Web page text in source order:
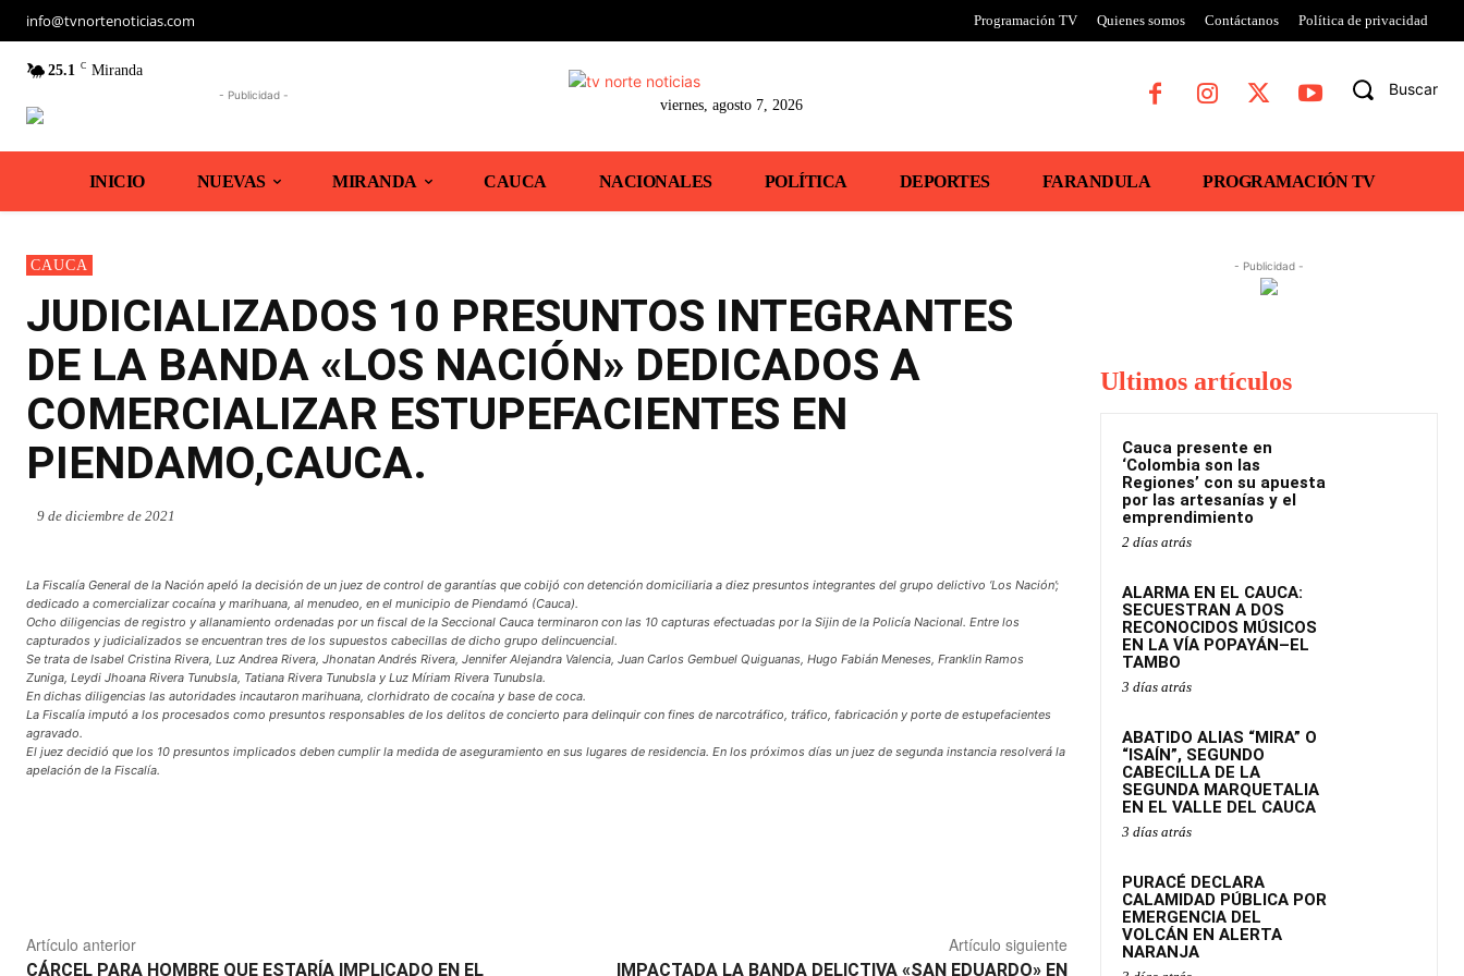
info@tvnortenoticias.com Programación TV Quienes somos Contáctanos Política de privacidad
25.1 C Miranda
- Publicidad -
viernes, agosto 7, 2026
Buscar
INICIO NUEVAS MIRANDA CAUCA NACIONALES POLÍTICA DEPORTES FARANDULA PROGRAMACIÓN TV
CAUCA
JUDICIALIZADOS 10 PRESUNTOS INTEGRANTES
DE LA BANDA «LOS NACIÓN» DEDICADOS A
COMERCIALIZAR ESTUPEFACIENTES EN
PIENDAMO,CAUCA.
9 de diciembre de 2021
La Fiscalía General de la Nación apeló la decisión de un juez de control de garantías que cobijó con detención domiciliaria a diez presuntos integrantes del grupo delictivo ‘Los Nación’;
dedicado a comercializar cocaína y marihuana, al menudeo, en el municipio de Piendamó (Cauca).
Ocho diligencias de registro y allanamiento ordenadas por un fiscal de la Seccional Cauca terminaron con las 10 capturas efectuadas por la Sijin de la Policía Nacional. Entre los
capturados y judicializados se encuentran tres de los supuestos cabecillas de dicho grupo delincuencial.
Se trata de Isabel Cristina Rivera, Luz Andrea Rivera, Jhonatan Andrés Rivera, Jennifer Alejandra Valencia, Juan Carlos Gembuel Quiguanas, Hugo Fabián Meneses, Franklin Ramos
Zuniga, Leydi Jhoana Rivera Tunubsla, Tatiana Rivera Tunubsla y Luz Míriam Rivera Tunubsla.
En dichas diligencias las autoridades incautaron marihuana, clorhidrato de cocaína y base de coca.
La Fiscalía imputó a los procesados como presuntos responsables de los delitos de concierto para delinquir con fines de narcotráfico, tráfico, fabricación y porte de estupefacientes
agravado.
El juez decidió que los 10 presuntos implicados deben cumplir la medida de aseguramiento en sus lugares de residencia. En los próximos días un juez de segunda instancia resolverá la
apelación de la Fiscalía.
Artículo anterior
CÁRCEL PARA HOMBRE QUE ESTARÍA IMPLICADO EN EL
Artículo siguiente
IMPACTADA LA BANDA DELICTIVA «SAN EDUARDO» EN
- Publicidad -
Ultimos artículos
Cauca presente en
‘Colombia son las
Regiones’ con su apuesta
por las artesanías y el
emprendimiento
2 días atrás
ALARMA EN EL CAUCA:
SECUESTRAN A DOS
RECONOCIDOS MÚSICOS
EN LA VÍA POPAYÁN–EL
TAMBO
3 días atrás
ABATIDO ALIAS “MIRA” O
“ISAÍN”, SEGUNDO
CABECILLA DE LA
SEGUNDA MARQUETALIA
EN EL VALLE DEL CAUCA
3 días atrás
PURACÉ DECLARA
CALAMIDAD PÚBLICA POR
EMERGENCIA DEL
VOLCÁN EN ALERTA
NARANJA